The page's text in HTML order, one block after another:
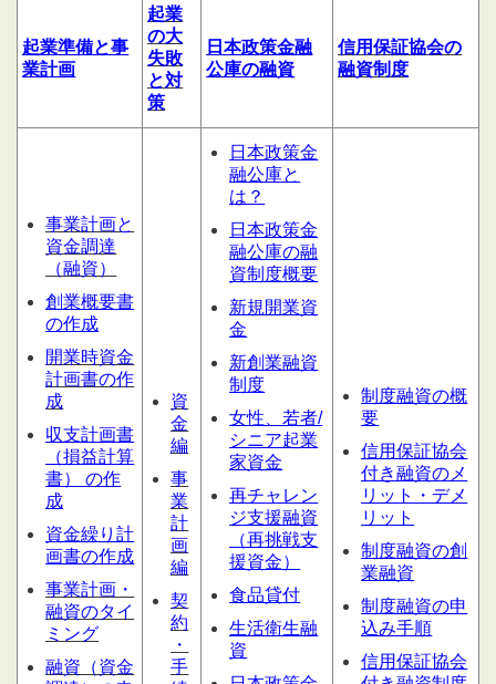
起業準備と事
業計画
起業
の大
失敗
と対
策
日本政策金融
公庫の融資
信用保証協会の
融資制度
事業計画と
資金調達
（融資）
創業概要書
の作成
開業時資金
計画書の作
成
収支計画書
（損益計算
書） の作
成
資金繰り計
画書の作成
事業計画・
融資のタイ
ミング
融資（資金
資
金
編
事
業
計
画
編
契
約
・
手
日本政策金
融公庫と
は？
日本政策金
融公庫の融
資制度概要
新規開業資
金
新創業融資
制度
女性、若者/
シニア起業
家資金
再チャレン
ジ支援融資
（再挑戦支
援資金）
食品貸付
生活衛生融
資
制度融資の概
要
信用保証協会
付き融資のメ
リット・デメ
リット
制度融資の創
業融資
制度融資の申
込み手順
信用保証協会